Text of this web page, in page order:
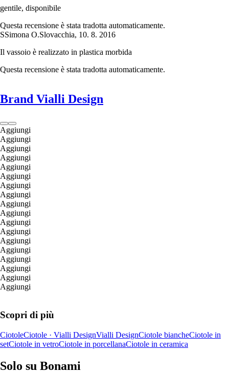
gentile, disponibile
Questa recensione è stata tradotta automaticamente.
SSimona O.Slovacchia, 10. 8. 2016
Il vassoio è realizzato in plastica morbida
Questa recensione è stata tradotta automaticamente.
Brand Vialli Design
Aggiungi
Aggiungi
Aggiungi
Aggiungi
Aggiungi
Aggiungi
Aggiungi
Aggiungi
Aggiungi
Aggiungi
Aggiungi
Aggiungi
Aggiungi
Aggiungi
Aggiungi
Aggiungi
Aggiungi
Aggiungi
Scopri di più
CiotoleCiotole · Vialli DesignVialli DesignCiotole biancheCiotole in
setCiotole in vetroCiotole in porcellanaCiotole in ceramica
Solo su Bonami